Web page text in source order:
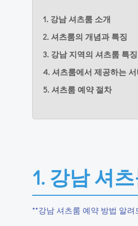
1. 강남 셔츠룸 소개
2. 셔츠룸의 개념과 특징
3. 강남 지역의 셔츠룸 특징
4. 셔츠룸에서 제공하는
5. 셔츠룸 예약 절차
1. 강남 셔
**강남 셔츠룸 예약 방법 알려